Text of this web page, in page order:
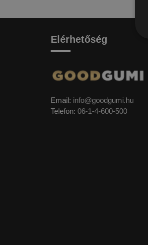
Elérhetőség
Email: info@goodgumi.hu
Telefon: 06-1-4-600-500